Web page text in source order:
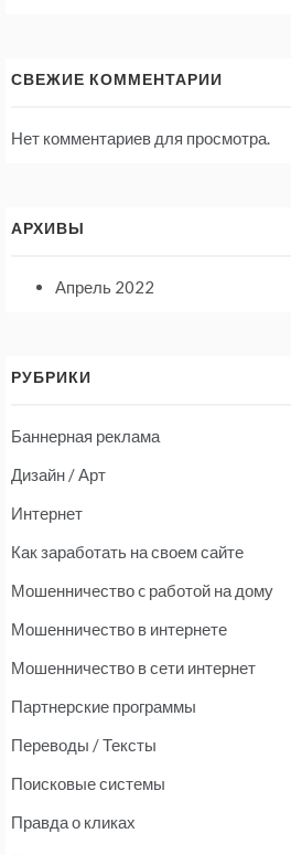
СВЕЖИЕ КОММЕНТАРИИ
Нет комментариев для просмотра.
АРХИВЫ
Апрель 2022
РУБРИКИ
Баннерная реклама
Дизайн / Арт
Интернет
Как заработать на своем сайте
Мошенничество c работой на дому
Мошенничество в интернете
Мошенничество в сети интернет
Партнерские программы
Переводы / Тексты
Поисковые системы
Правда о кликах